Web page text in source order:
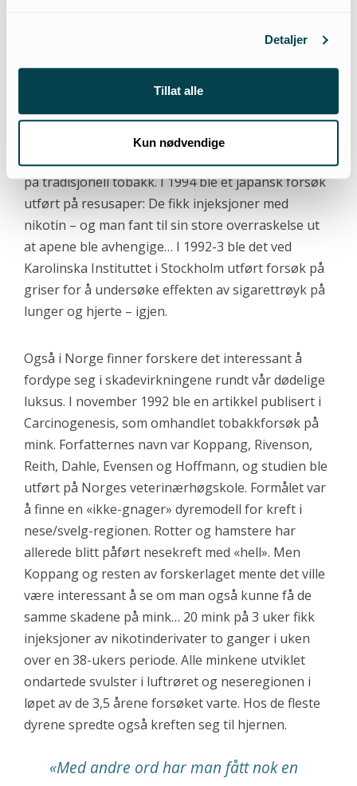
Detaljer
Tillat alle
Kun nødvendige
Dødelig luksus
I tillegg til disse nye områdene innenfor
røykeforskning, drives det også fortsatt forskning
på tradisjonell tobakk. I 1994 ble et japansk forsøk
utført på resusaper: De fikk injeksjoner med
nikotin – og man fant til sin store overraskelse ut
at apene ble avhengige… I 1992-3 ble det ved
Karolinska Instituttet i Stockholm utført forsøk på
griser for å undersøke effekten av sigarettrøyk på
lunger og hjerte – igjen.
Også i Norge finner forskere det interessant å
fordype seg i skadevirkningene rundt vår dødelige
luksus. I november 1992 ble en artikkel publisert i
Carcinogenesis, som omhandlet tobakkforsøk på
mink. Forfatternes navn var Koppang, Rivenson,
Reith, Dahle, Evensen og Hoffmann, og studien ble
utført på Norges veterinærhøgskole. Formålet var
å finne en «ikke-gnager» dyremodell for kreft i
nese/svelg-regionen. Rotter og hamstere har
allerede blitt påført nesekreft med «hell». Men
Koppang og resten av forskerlaget mente det ville
være interessant å se om man også kunne få de
samme skadene på mink… 20 mink på 3 uker fikk
injeksjoner av nikotinderivater to ganger i uken
over en 38-ukers periode. Alle minkene utviklet
ondartede svulster i luftrøret og neseregionen i
løpet av de 3,5 årene forsøket varte. Hos de fleste
dyrene spredte også kreften seg til hjernen.
«Med andre ord har man fått nok en